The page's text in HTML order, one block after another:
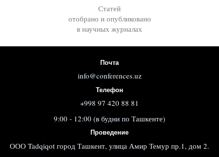
Статей
отобрано и опубликовано
в научных журналах
Почта
info@conferences.uz
Телефон
+998 97 420 88 81
9:00 - 12:00 (в будни по Ташкенте)
Проведение
ООО Tadqiqot город Ташкент, улица Амир Темур пр.1, дом 2.